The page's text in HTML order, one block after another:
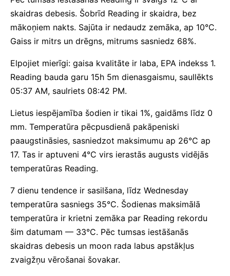
skaidras debesis. Šobrīd Reading ir skaidra, bez
mākoņiem nakts. Sajūta ir nedaudz zemāka, ap 10°C.
Gaiss ir mitrs un drēgns, mitrums sasniedz 68%.
Elpojiet mierīgi: gaisa kvalitāte ir laba, EPA indekss 1.
Reading bauda garu 15h 5m dienasgaismu, saullēkts
05:37 AM, saulriets 08:42 PM.
Lietus iespējamība šodien ir tikai 1%, gaidāms līdz 0
mm. Temperatūra pēcpusdienā pakāpeniski
paaugstināsies, sasniedzot maksimumu ap 26°C ap
17. Tas ir aptuveni 4°C virs ierastās augusts vidējās
temperatūras Reading.
7 dienu tendence ir sasilšana, līdz Wednesday
temperatūra sasniegs 35°C. Šodienas maksimālā
temperatūra ir krietni zemāka par Reading rekordu
šim datumam — 33°C. Pēc tumsas iestāšanās
skaidras debesis un moon rada labus apstākļus
zvaigžņu vērošanai šovakar.